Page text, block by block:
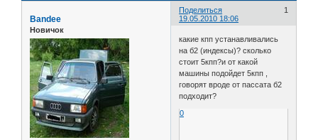
Поделиться
1
19.05.2010 18:06
Bandee
Новичок
какие кпп устанавливались
на б2 (индексы)? сколько
стоит 5кпп?и от какой
машины подойдет 5кпп ,
говорят вроде от пассата б2
подходит?
0